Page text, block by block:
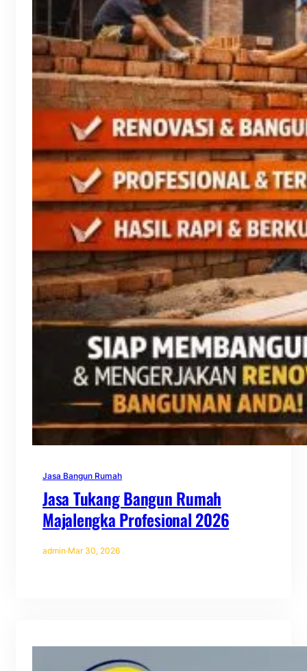
Jasa Bangun Rumah
Jasa Tukang Bangun Rumah
Majalengka Profesional 2026
admin·Mar 30, 2026